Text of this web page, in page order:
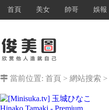
首頁 美女 帥哥 娛報
當前位置: 首頁 > 網站搜索 >